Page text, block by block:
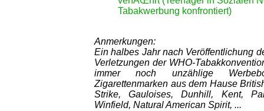
Tabakwerbung konfrontiert)
Anmerkungen:
Ein halbes Jahr nach Veröffentlichung
Verletzungen der WHO-
immer noch unzählige
Zigarettenmarken aus dem Hause
Strike, Gauloises, Dunhill, Kent,
Winfield, Natural American Spirit, ...